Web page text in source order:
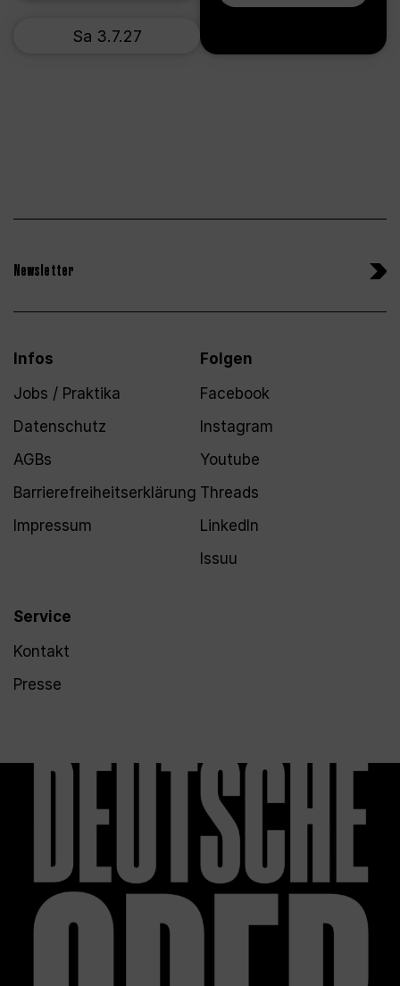
Sa 3.7.27
Newsletter
Infos
Jobs / Praktika
Datenschutz
AGBs
Barrierefreiheitserklärung
Impressum
Service
Kontakt
Presse
Folgen
Facebook
Instagram
Youtube
Threads
LinkedIn
Issuu